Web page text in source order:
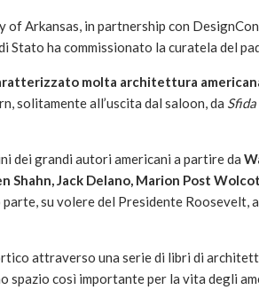
Arkansas, in partnership con
Stato ha commissionato la curatela del
molta architettura
solitamente all’uscita dal saloon, da Sfida
dei grandi autori americani a partire da
Shahn, Jack Delano, Marion Post
parte, su volere del Presidente Roosevelt,
attraverso una serie di libri di
così importante per la vita degli